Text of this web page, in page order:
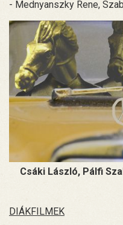
- Mednyanszky Rene,
Csáki László, Pálfi
DIÁKFILMEK